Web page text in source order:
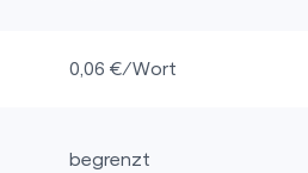
0,06 €/Wort
begrenzt